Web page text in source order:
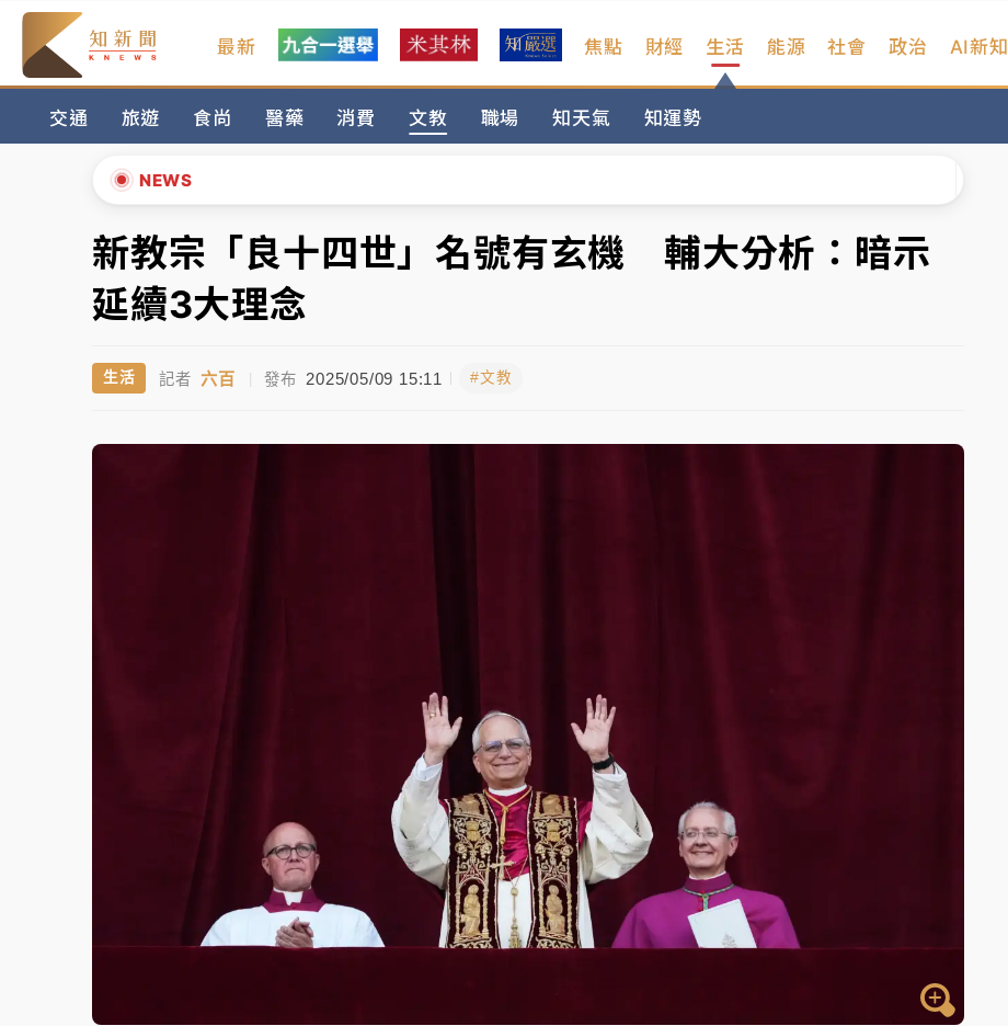
最新 焦點 財經 生活
交通 旅遊 食尚 醫藥 消費 文教 職場 知天氣 知運勢
能源 社會 政治 AI新知
NEWS
暑假過三周才推「E宿新北打卡趣」！抽獎程序複雜 觀旅局回應了
中信慈善基金會想增加董事人數！辜仲諒向法院聲請遭駁 理由曝光
故宮《龍藏經》特展第2檔！今線上預約開賣一度塞車 周六起展出延長至晚上7時
台東農業處長涉圖利渡假村！東檢抗告成功 今重開羈押庭
女律師陳昱瑄詐慈濟10億！黃金158kg遭查扣畫面曝光
▲
▼
新教宗「良十四世」名號有玄機 輔大分析：暗示
延續3大理念
生活 記者 六百 | 發布 2025/05/09 15:11 #文教